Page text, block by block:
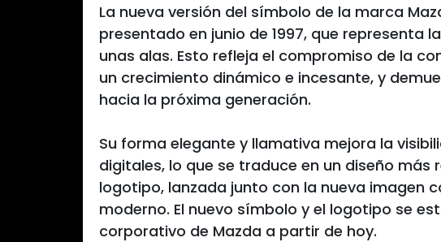
La nueva versión del símbolo de la marca
presentado en junio de 1997, que representa
unas alas. Esto refleja el compromiso de la
un crecimiento dinámico e incesante, y
hacia la próxima generación.
Su forma elegante y llamativa mejora la
digitales, lo que se traduce en un diseño más
logotipo, lanzada junto con la nueva imagen
moderno. El nuevo símbolo y el logotipo se
corporativo de Mazda a partir de hoy.